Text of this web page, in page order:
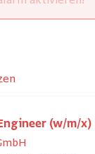
(w/m/x)